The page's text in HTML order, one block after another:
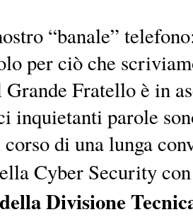
“banale”
per ciò che
Fratello è in
inquietanti parole
di una lunga
Cyber Security
Divisione